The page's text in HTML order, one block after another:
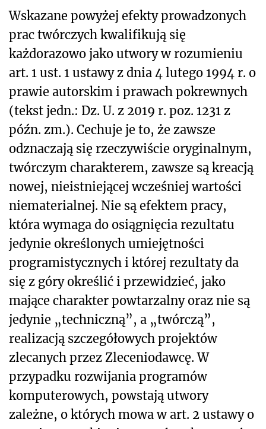
Wskazane powyżej efekty prowadzonych
prac twórczych kwalifikują się
każdorazowo jako utwory w rozumieniu
art. 1 ust. 1 ustawy z dnia 4 lutego 1994 r. o
prawie autorskim i prawach pokrewnych
(tekst jedn.: Dz. U. z 2019 r. poz. 1231 z
późn. zm.). Cechuje je to, że zawsze
odznaczają się rzeczywiście oryginalnym,
twórczym charakterem, zawsze są kreacją
nowej, nieistniejącej wcześniej wartości
niematerialnej. Nie są efektem pracy,
która wymaga do osiągnięcia rezultatu
jedynie określonych umiejętności
programistycznych i której rezultaty da
się z góry określić i przewidzieć, jako
mające charakter powtarzalny oraz nie są
jedynie „techniczną”, a „twórczą”,
realizacją szczegółowych projektów
zlecanych przez Zleceniodawcę. W
przypadku rozwijania programów
komputerowych, powstają utwory
zależne, o których mowa w art. 2 ustawy o